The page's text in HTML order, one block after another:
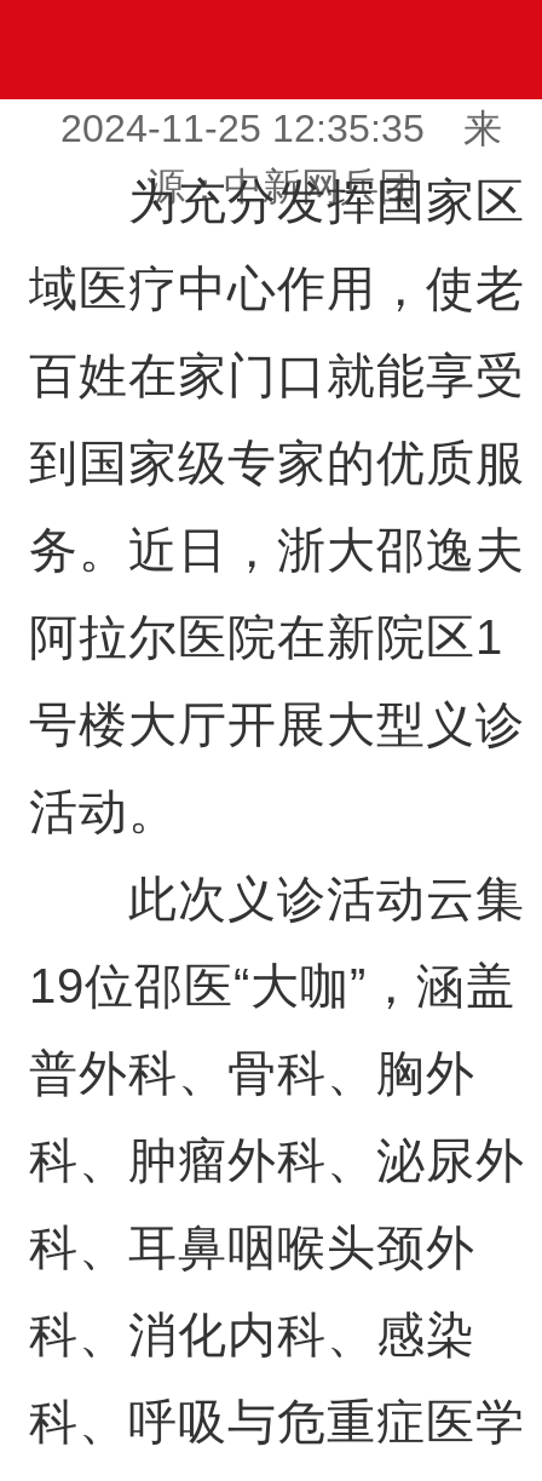
2024-11-25 12:35:35 来
源：中新网兵团
为充分发挥国家区
域医疗中心作用，使老
百姓在家门口就能享受
到国家级专家的优质服
务。近日，浙大邵逸夫
阿拉尔医院在新院区1
号楼大厅开展大型义诊
活动。
此次义诊活动云集
19位邵医“大咖”，涵盖
普外科、骨科、胸外
科、肿瘤外科、泌尿外
科、耳鼻咽喉头颈外
科、消化内科、感染
科、呼吸与危重症医学